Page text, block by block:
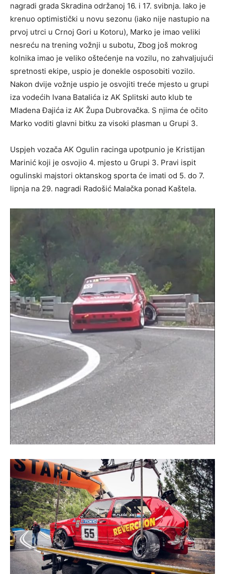
nagradi grada Skradina održanoj 16. i 17. svibnja. Iako je
krenuo optimistički u novu sezonu (iako nije nastupio na
prvoj utrci u Crnoj Gori u Kotoru), Marko je imao veliki
nesreću na trening vožnji u subotu, Zbog još mokrog
kolnika imao je veliko oštećenje na vozilu, no zahvaljujući
spretnosti ekipe, uspio je donekle osposobiti vozilo.
Nakon dvije vožnje uspio je osvojiti treće mjesto u grupi
iza vodećih Ivana Batalića iz AK Splitski auto klub te
Mladena Đajića iz AK Župa Dubrovačka. S njima će očito
Marko voditi glavni bitku za visoki plasman u Grupi 3.
Uspjeh vozača AK Ogulin racinga upotpunio je Kristijan
Marinić koji je osvojio 4. mjesto u Grupi 3. Pravi ispit
ogulinski majstori oktanskog sporta će imati od 5. do 7.
lipnja na 29. nagradi Radošić Malačka ponad Kaštela.